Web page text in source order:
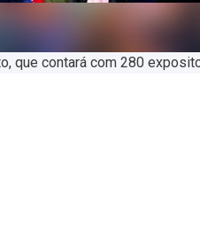
que contará com 280